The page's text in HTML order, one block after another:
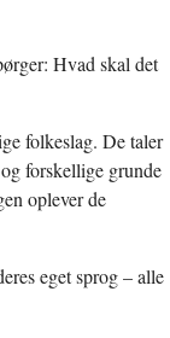
Hvad skal det
folkeslag. De taler
forskellige grunde
oplever de
eget sprog – alle